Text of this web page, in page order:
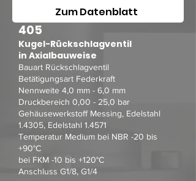
Zum Datenblatt
405
Kugel-Rückschlagventil
in Axialbauweise
Bauart Rückschlagventil
Betätigungsart Federkraft
Nennweite 4,0 mm - 6,0 mm
Druckbereich 0,00 - 25,0 bar
Gehäusewerkstoff Messing, Edelstahl
1.4305, Edelstahl 1.4571
Temperatur Medium bei NBR -20 bis
+90°C
bei FKM -10 bis +120°C
Anschluss G1/8, G1/4